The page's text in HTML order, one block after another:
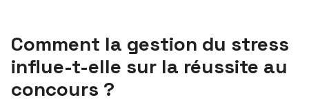
Comment la gestion du stress
influe-t-elle sur la réussite au
concours ?